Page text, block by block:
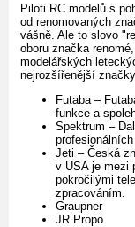
Piloti RC modelů s
od renomovaných
vášně. Ale to slovo
oboru značka
modelářských
nejrozšířenější
Futaba –
funkce a
Spektrum –
Jeti – Česká
v USA je mezi
pokročilými
zpracováním.
Graupner
JR Propo